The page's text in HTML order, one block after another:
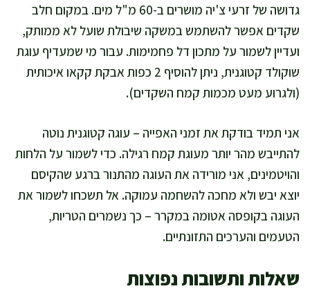
גדושה של זרעי צ'יה מושרים ב-60 מ"ל מים. במקום חלב
שקדים אפשר להשתמש במשקה שיבולת שועל לא ממותק,
ועדיין לשמור על מתכון דל פחמימות. עבור מי שמעדיף עוגת
שוקולד קטוגנית, ניתן להוסיף 2 כפות אבקת קקאו איכותית
(ולגרוע מעט מכמות קמח השקדים).
אני תמיד בודקת את זמני האפייה – עוגה קטוגנית נוטה
להתייבש מהר יותר מעוגת קמח רגילה. כדי לשמור על הלחות
והויטמינים, אני מורידה את העוגה מהתנור ברגע שהקיסם
יוצא יבש ולא מחכה להשחמה עמוקה. אל תשכחו לשמור את
העוגה בקופסה אטומה במקרר – כך נשמרים הטריות,
הטעמים והערכים התזונתיים.
שאלות ותשובות נפוצות